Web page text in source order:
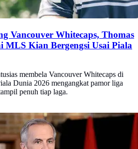
Vancouver Whitecaps, Thomas
MLS Kian Bergengsi Usai Piala
membela Vancouver Whitecaps di
Dunia 2026 mengangkat pamor liga
penuh tiap laga.